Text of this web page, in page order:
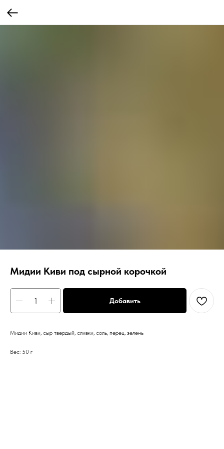
Мидии Киви под сырной корочкой
Добавить
Мидии Киви, сыр твердый, сливки, соль, перец, зелень
Вес: 50 г